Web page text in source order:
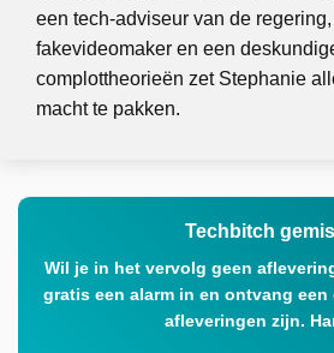
een tech-adviseur van de
fakevideomaker en een
complottheorieën zet Stephanie
macht te pakken.
Techbitch
Wil je in het vervolg geen
gratis een alarm in en ontvang een
afleveringen zijn.